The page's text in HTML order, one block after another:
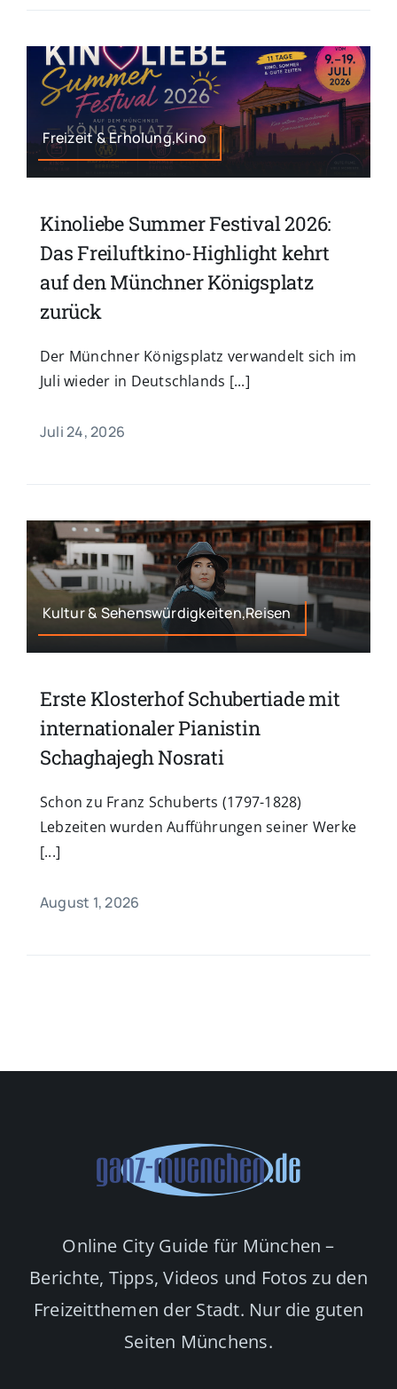
Freizeit & Erholung,Kino
Kinoliebe Summer Festival 2026:
Das Freiluftkino-Highlight kehrt
auf den Münchner Königsplatz
zurück
Der Münchner Königsplatz verwandelt sich im
Juli wieder in Deutschlands [...]
Juli 24, 2026
Kultur & Sehenswürdigkeiten,Reisen
Erste Klosterhof Schubertiade mit
internationaler Pianistin
Schaghajegh Nosrati
Schon zu Franz Schuberts (1797-1828)
Lebzeiten wurden Aufführungen seiner Werke
[...]
August 1, 2026
Online City Guide für München –
Berichte, Tipps, Videos und Fotos zu den
Freizeitthemen der Stadt. Nur die guten
Seiten Münchens.